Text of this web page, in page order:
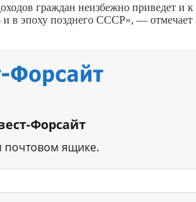
граждан неизбежно приведет и
в эпоху позднего СССР», — отмечает
Форсайт
почтовом ящике.